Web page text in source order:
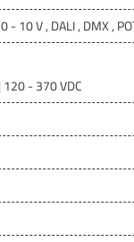
10 V , DALI , DMX ,
- 370 VDC